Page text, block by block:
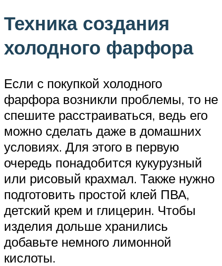
Техника создания
холодного фарфора
Если с покупкой холодного
фарфора возникли проблемы, то не
спешите расстраиваться, ведь его
можно сделать даже в домашних
условиях. Для этого в первую
очередь понадобится кукурузный
или рисовый крахмал. Также нужно
подготовить простой клей ПВА,
детский крем и глицерин. Чтобы
изделия дольше хранились
добавьте немного лимонной
кислоты.